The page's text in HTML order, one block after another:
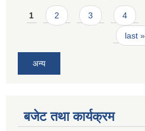
Pages
1 2 3 4
last »
अन्य
बजेट तथा कार्यक्रम